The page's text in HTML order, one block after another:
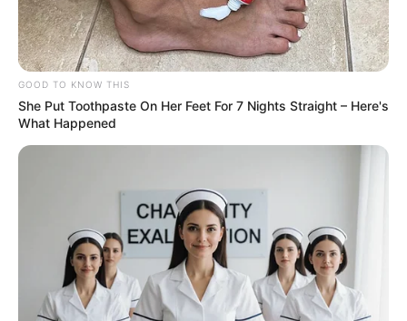
GOOD TO KNOW THIS
She Put Toothpaste On Her Feet For 7 Nights Straight – Here's
What Happened